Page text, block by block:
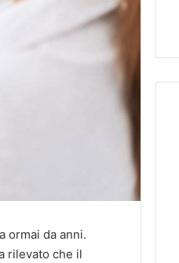
ormai da anni.
rilevato che il